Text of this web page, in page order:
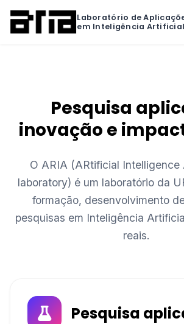
Laboratório de
em Inteligência Artificial
Pesquisa
inovação e
O ARIA (ARtificial Intelligence
laboratory) é um laboratório da
formação, desenvolvimento
pesquisas em Inteligência
reais.
Pesquisa